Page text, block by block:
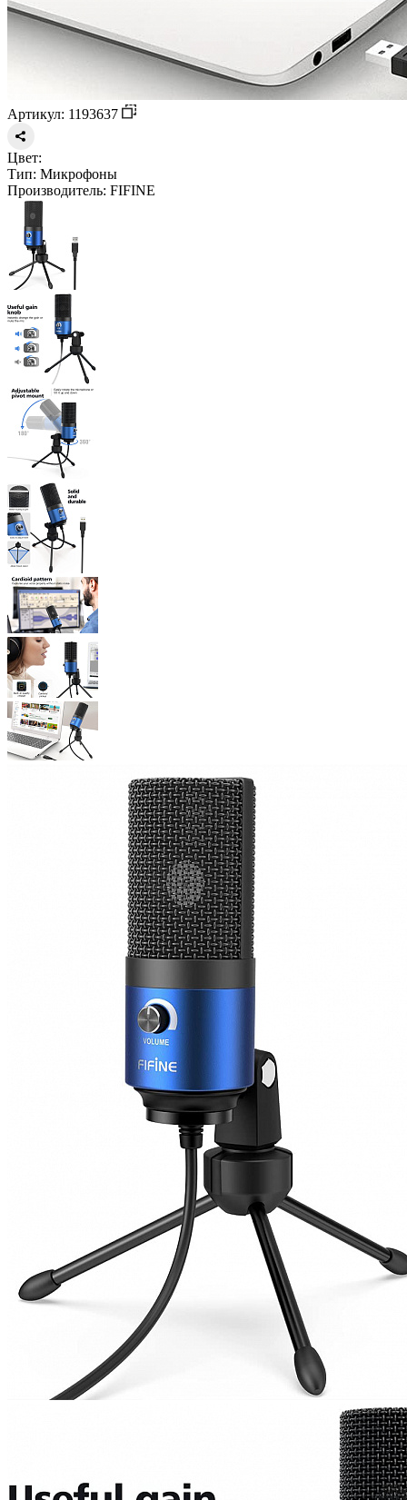
Артикул: 1193637
Цвет:
Тип: Микрофоны
Производитель: FIFINE